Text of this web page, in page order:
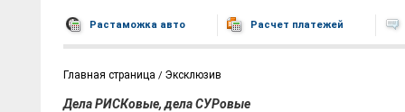
Растаможка авто Расчет платежей
Главная страница Эксклюзив
Дела РИСКовые, дела СУРовые